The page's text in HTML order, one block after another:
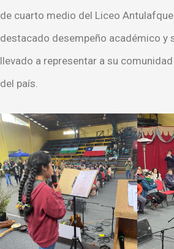
de cuarto medio del Liceo
destacado desempeño académico y
llevado a representar a su
del país.